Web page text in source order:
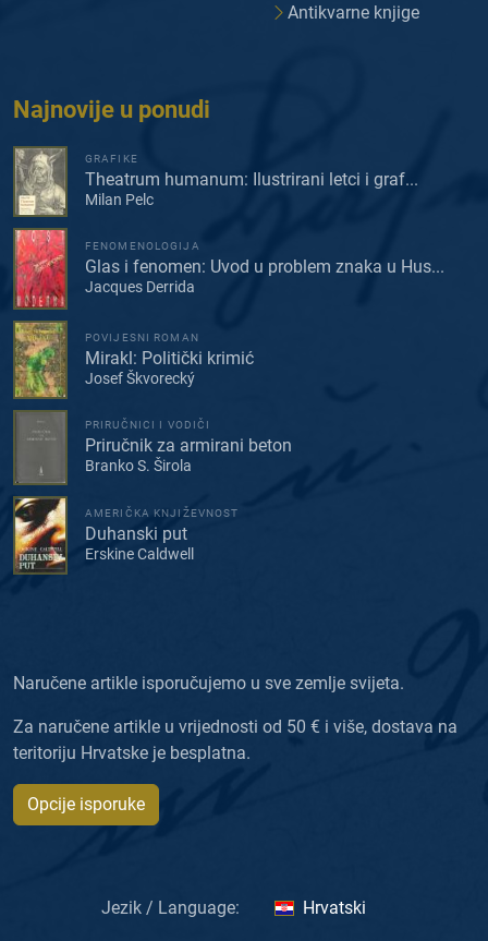
Antikvarne knjige
Najnovije u ponudi
GRAFIKE
Theatrum humanum: Ilustrirani letci i graf...
Milan Pelc
FENOMENOLOGIJA
Glas i fenomen: Uvod u problem znaka u Hus...
Jacques Derrida
POVIJESNI ROMAN
Mirakl: Politički krimić
Josef Škvorecký
PRIRUČNICI I VODIČI
Priručnik za armirani beton
Branko S. Širola
AMERIČKA KNJIŽEVNOST
Duhanski put
Erskine Caldwell
Naručene artikle isporučujemo u sve zemlje svijeta.
Za naručene artikle u vrijednosti od 50 € i više, dostava na
teritoriju Hrvatske je besplatna.
Opcije isporuke
Jezik / Language: Hrvatski